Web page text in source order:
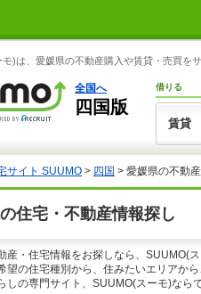
)は、愛媛県の不動産購入や賃貸・売買を
全国へ
四国版
借りる
賃貸
サイト SUUMO > 四国 > 愛媛県の不動
住宅・不動産情報探し
産・住宅情報をお探しなら、SUUMO(
望の住宅種別から、住みたいエリアか
しの専門サイト、SUUMO(スーモ)なら